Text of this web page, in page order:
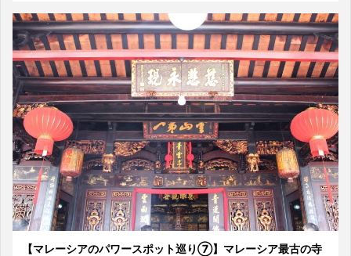
【マレーシアのパワースポット巡り⑦】マレーシア最古の寺